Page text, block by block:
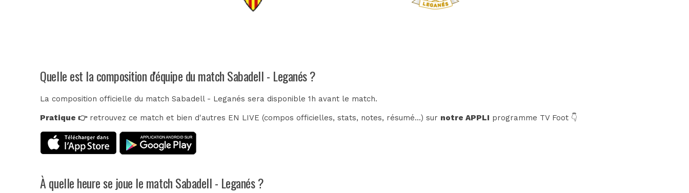
Quelle est la composition d'équipe du match Sabadell - Leganés ?
La composition officielle du match Sabadell - Leganés sera disponible 1h avant le match.
Pratique 👉retrouvez ce match et bien d'autres EN LIVE (compos officielles, stats, notes, résumé...) sur notre APPLI programme TV Foot 👇
À quelle heure se joue le match Sabadell - Leganés ?